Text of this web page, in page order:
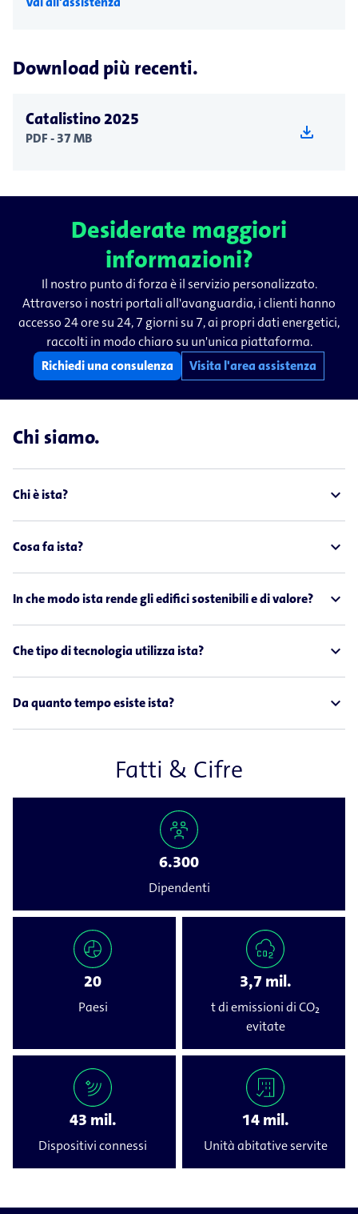
Download più recenti.
Catalistino 2025
PDF - 37 MB download
Desiderate maggiori
informazioni?
Il nostro punto di forza è il servizio personalizzato.
Attraverso i nostri portali all'avanguardia, i clienti hanno
accesso 24 ore su 24, 7 giorni su 7, ai propri dati energetici,
raccolti in modo chiaro su un'unica piattaforma.
Richiedi una consulenza
Visita l'area assistenza
Chi siamo.
Chi è ista? expand_less
Cosa fa ista? expand_less
In che modo ista rende gli edifici sostenibili e di valore? expand_less
Che tipo di tecnologia utilizza ista? expand_less
Da quanto tempo esiste ista? expand_less
Fatti & Cifre
6.300
Dipendenti
20
Paesi
3,7 mil.
t di emissioni di CO₂
evitate
43 mil.
Dispositivi connessi
14 mil.
Unità abitative servite